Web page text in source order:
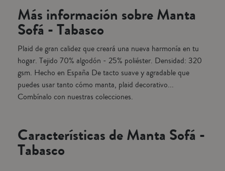
Más información sobre Manta
Sofá - Tabasco
Plaid de gran calidez que creará una nueva harmonía en tu
hogar. Tejido 70% algodón - 25% poliéster. Densidad: 320
gsm. Hecho en España De tacto suave y agradable que
puedes usar tanto cómo manta, plaid decorativo...
Combínalo con nuestras colecciones.
Características de Manta Sofá -
Tabasco